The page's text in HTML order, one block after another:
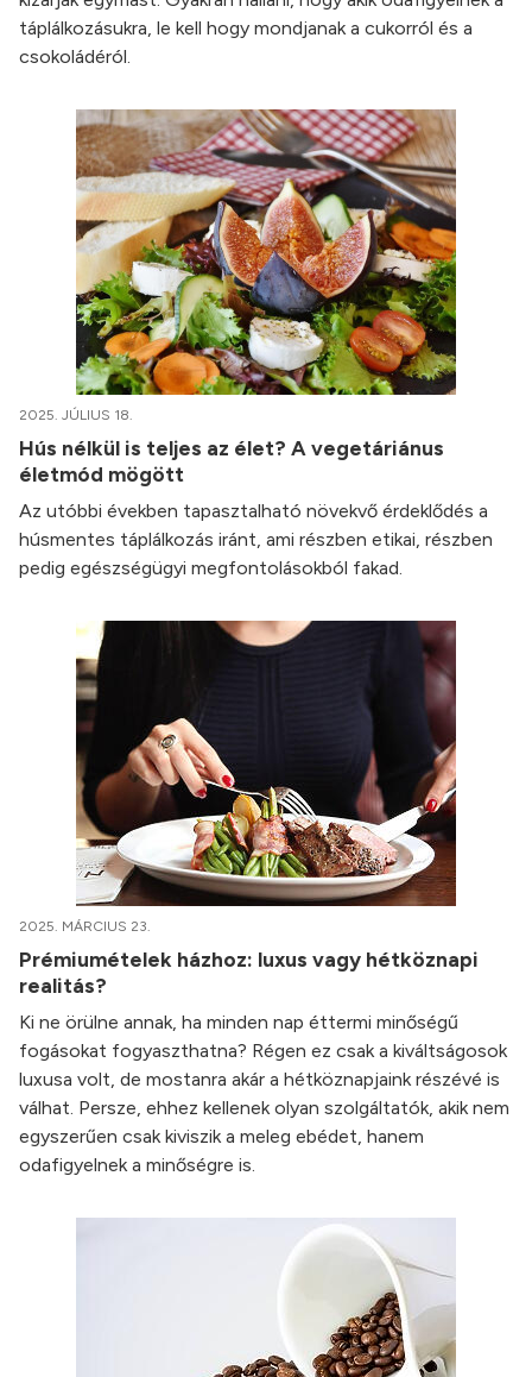
táplálkozásukra, le kell hogy mondjanak a cukorról és a
csokoládéról.
2025. JÚLIUS 18.
Hús nélkül is teljes az élet? A vegetáriánus
életmód mögött
Az utóbbi években tapasztalható növekvő érdeklődés a
húsmentes táplálkozás iránt, ami részben etikai, részben
pedig egészségügyi megfontolásokból fakad.
2025. MÁRCIUS 23.
Prémiumételek házhoz: luxus vagy hétköznapi
realitás?
Ki ne örülne annak, ha minden nap éttermi minőségű
fogásokat fogyaszthatna? Régen ez csak a kiváltságosok
luxusa volt, de mostanra akár a hétköznapjaink részévé is
válhat. Persze, ehhez kellenek olyan szolgáltatók, akik nem
egyszerűen csak kiviszik a meleg ebédet, hanem
odafigyelnek a minőségre is.